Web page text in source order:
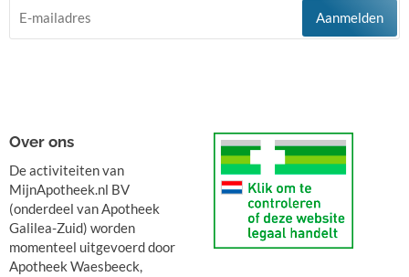
Aanmelden
Over ons
De activiteiten van
MijnApotheek.nl BV
(onderdeel van Apotheek
Galilea-Zuid) worden
momenteel uitgevoerd door
Apotheek Waesbeeck,